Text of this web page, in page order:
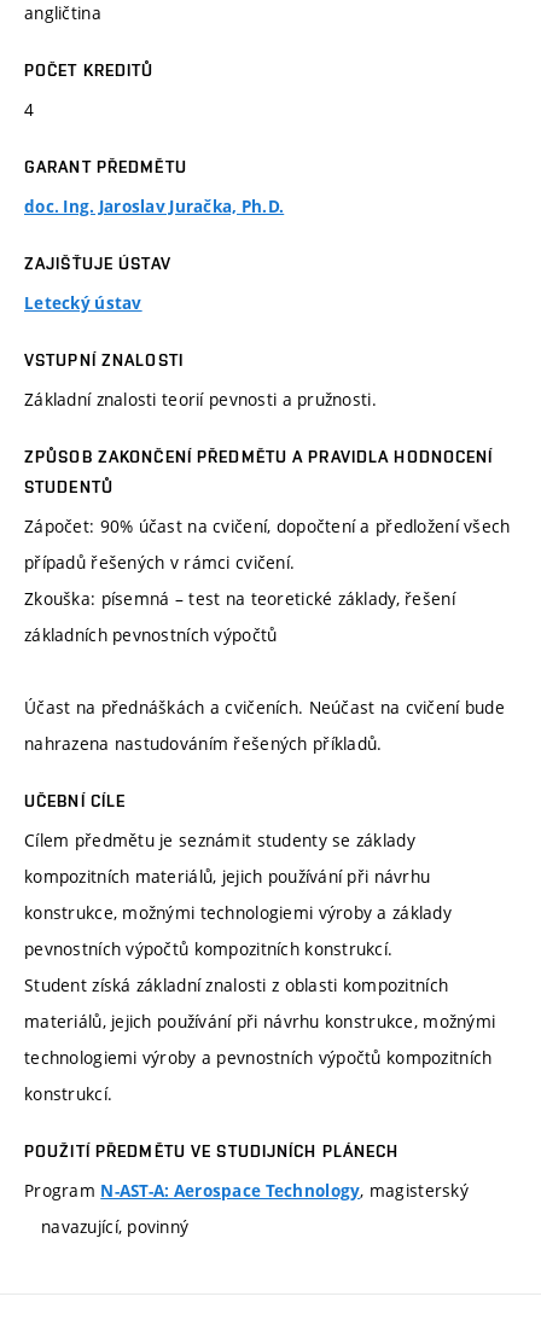
angličtina
POČET KREDITŮ
4
GARANT PŘEDMĚTU
doc. Ing. Jaroslav Juračka, Ph.D.
ZAJIŠŤUJE ÚSTAV
Letecký ústav
VSTUPNÍ ZNALOSTI
Základní znalosti teorií pevnosti a pružnosti.
ZPŮSOB ZAKONČENÍ PŘEDMĚTU A PRAVIDLA HODNOCENÍ
STUDENTŮ
Zápočet: 90% účast na cvičení, dopočtení a předložení všech
případů řešených v rámci cvičení.
Zkouška: písemná – test na teoretické základy, řešení
základních pevnostních výpočtů
Účast na přednáškách a cvičeních. Neúčast na cvičení bude
nahrazena nastudováním řešených příkladů.
UČEBNÍ CÍLE
Cílem předmětu je seznámit studenty se základy
kompozitních materiálů, jejich používání při návrhu
konstrukce, možnými technologiemi výroby a základy
pevnostních výpočtů kompozitních konstrukcí.
Student získá základní znalosti z oblasti kompozitních
materiálů, jejich používání při návrhu konstrukce, možnými
technologiemi výroby a pevnostních výpočtů kompozitních
konstrukcí.
POUŽITÍ PŘEDMĚTU VE STUDIJNÍCH PLÁNECH
Program N-AST-A: Aerospace Technology, magisterský
navazující, povinný